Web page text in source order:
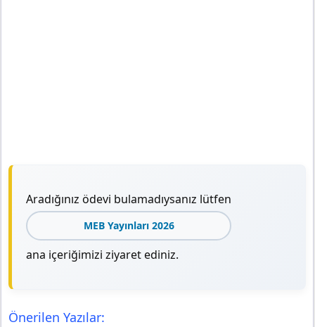
Aradığınız ödevi bulamadıysanız lütfen
MEB Yayınları 2026
ana içeriğimizi ziyaret ediniz.
Önerilen Yazılar: